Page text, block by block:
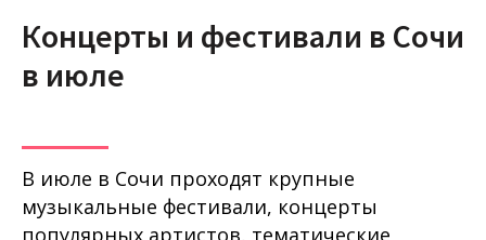
Концерты и фестивали в Сочи
в июле
В июле в Сочи проходят крупные
музыкальные фестивали, концерты